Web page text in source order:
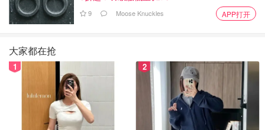
9 Moose Knuckles APP打开
大家都在抢
1 2